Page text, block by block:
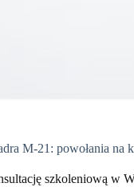
M-21: powołania na
szkoleniową w